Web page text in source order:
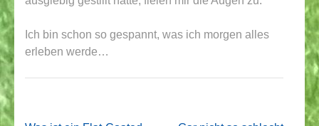
Ich bin schon so gespannt, was ich morgen alles
erleben werde…